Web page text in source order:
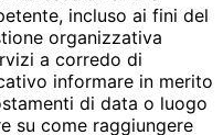
incluso ai fini del
organizzativa
a corredo di
informare in merito
di data o luogo
su come raggiungere